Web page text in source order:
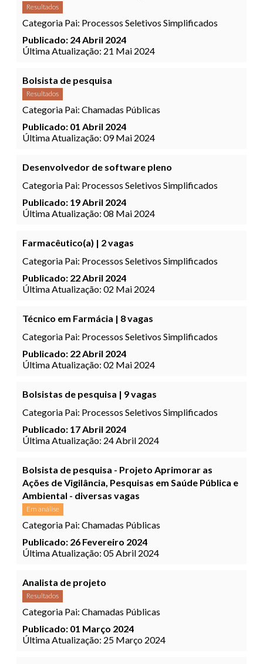
Resultados
Categoria Pai: Processos Seletivos Simplificados
Publicado: 24 Abril 2024
Última Atualização: 21 Mai 2024
Bolsista de pesquisa
Resultados
Categoria Pai: Chamadas Públicas
Publicado: 01 Abril 2024
Última Atualização: 09 Mai 2024
Desenvolvedor de software pleno
Categoria Pai: Processos Seletivos Simplificados
Publicado: 19 Abril 2024
Última Atualização: 08 Mai 2024
Farmacêutico(a) | 2 vagas
Categoria Pai: Processos Seletivos Simplificados
Publicado: 22 Abril 2024
Última Atualização: 02 Mai 2024
Técnico em Farmácia | 8 vagas
Categoria Pai: Processos Seletivos Simplificados
Publicado: 22 Abril 2024
Última Atualização: 02 Mai 2024
Bolsistas de pesquisa | 9 vagas
Categoria Pai: Processos Seletivos Simplificados
Publicado: 17 Abril 2024
Última Atualização: 24 Abril 2024
Bolsista de pesquisa - Projeto Aprimorar as
Ações de Vigilância, Pesquisas em Saúde Pública e
Ambiental - diversas vagas
Em análise
Categoria Pai: Chamadas Públicas
Publicado: 26 Fevereiro 2024
Última Atualização: 05 Abril 2024
Analista de projeto
Resultados
Categoria Pai: Chamadas Públicas
Publicado: 01 Março 2024
Última Atualização: 25 Março 2024